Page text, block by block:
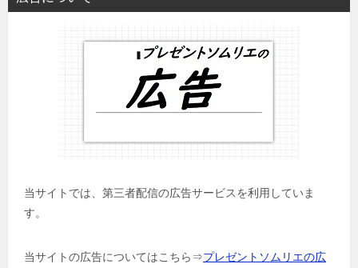
当サイトでは、第三者配信の広告サービスを利用していま
す。
当サイトの広告についてはこちら⇒プレゼントソムリエの広